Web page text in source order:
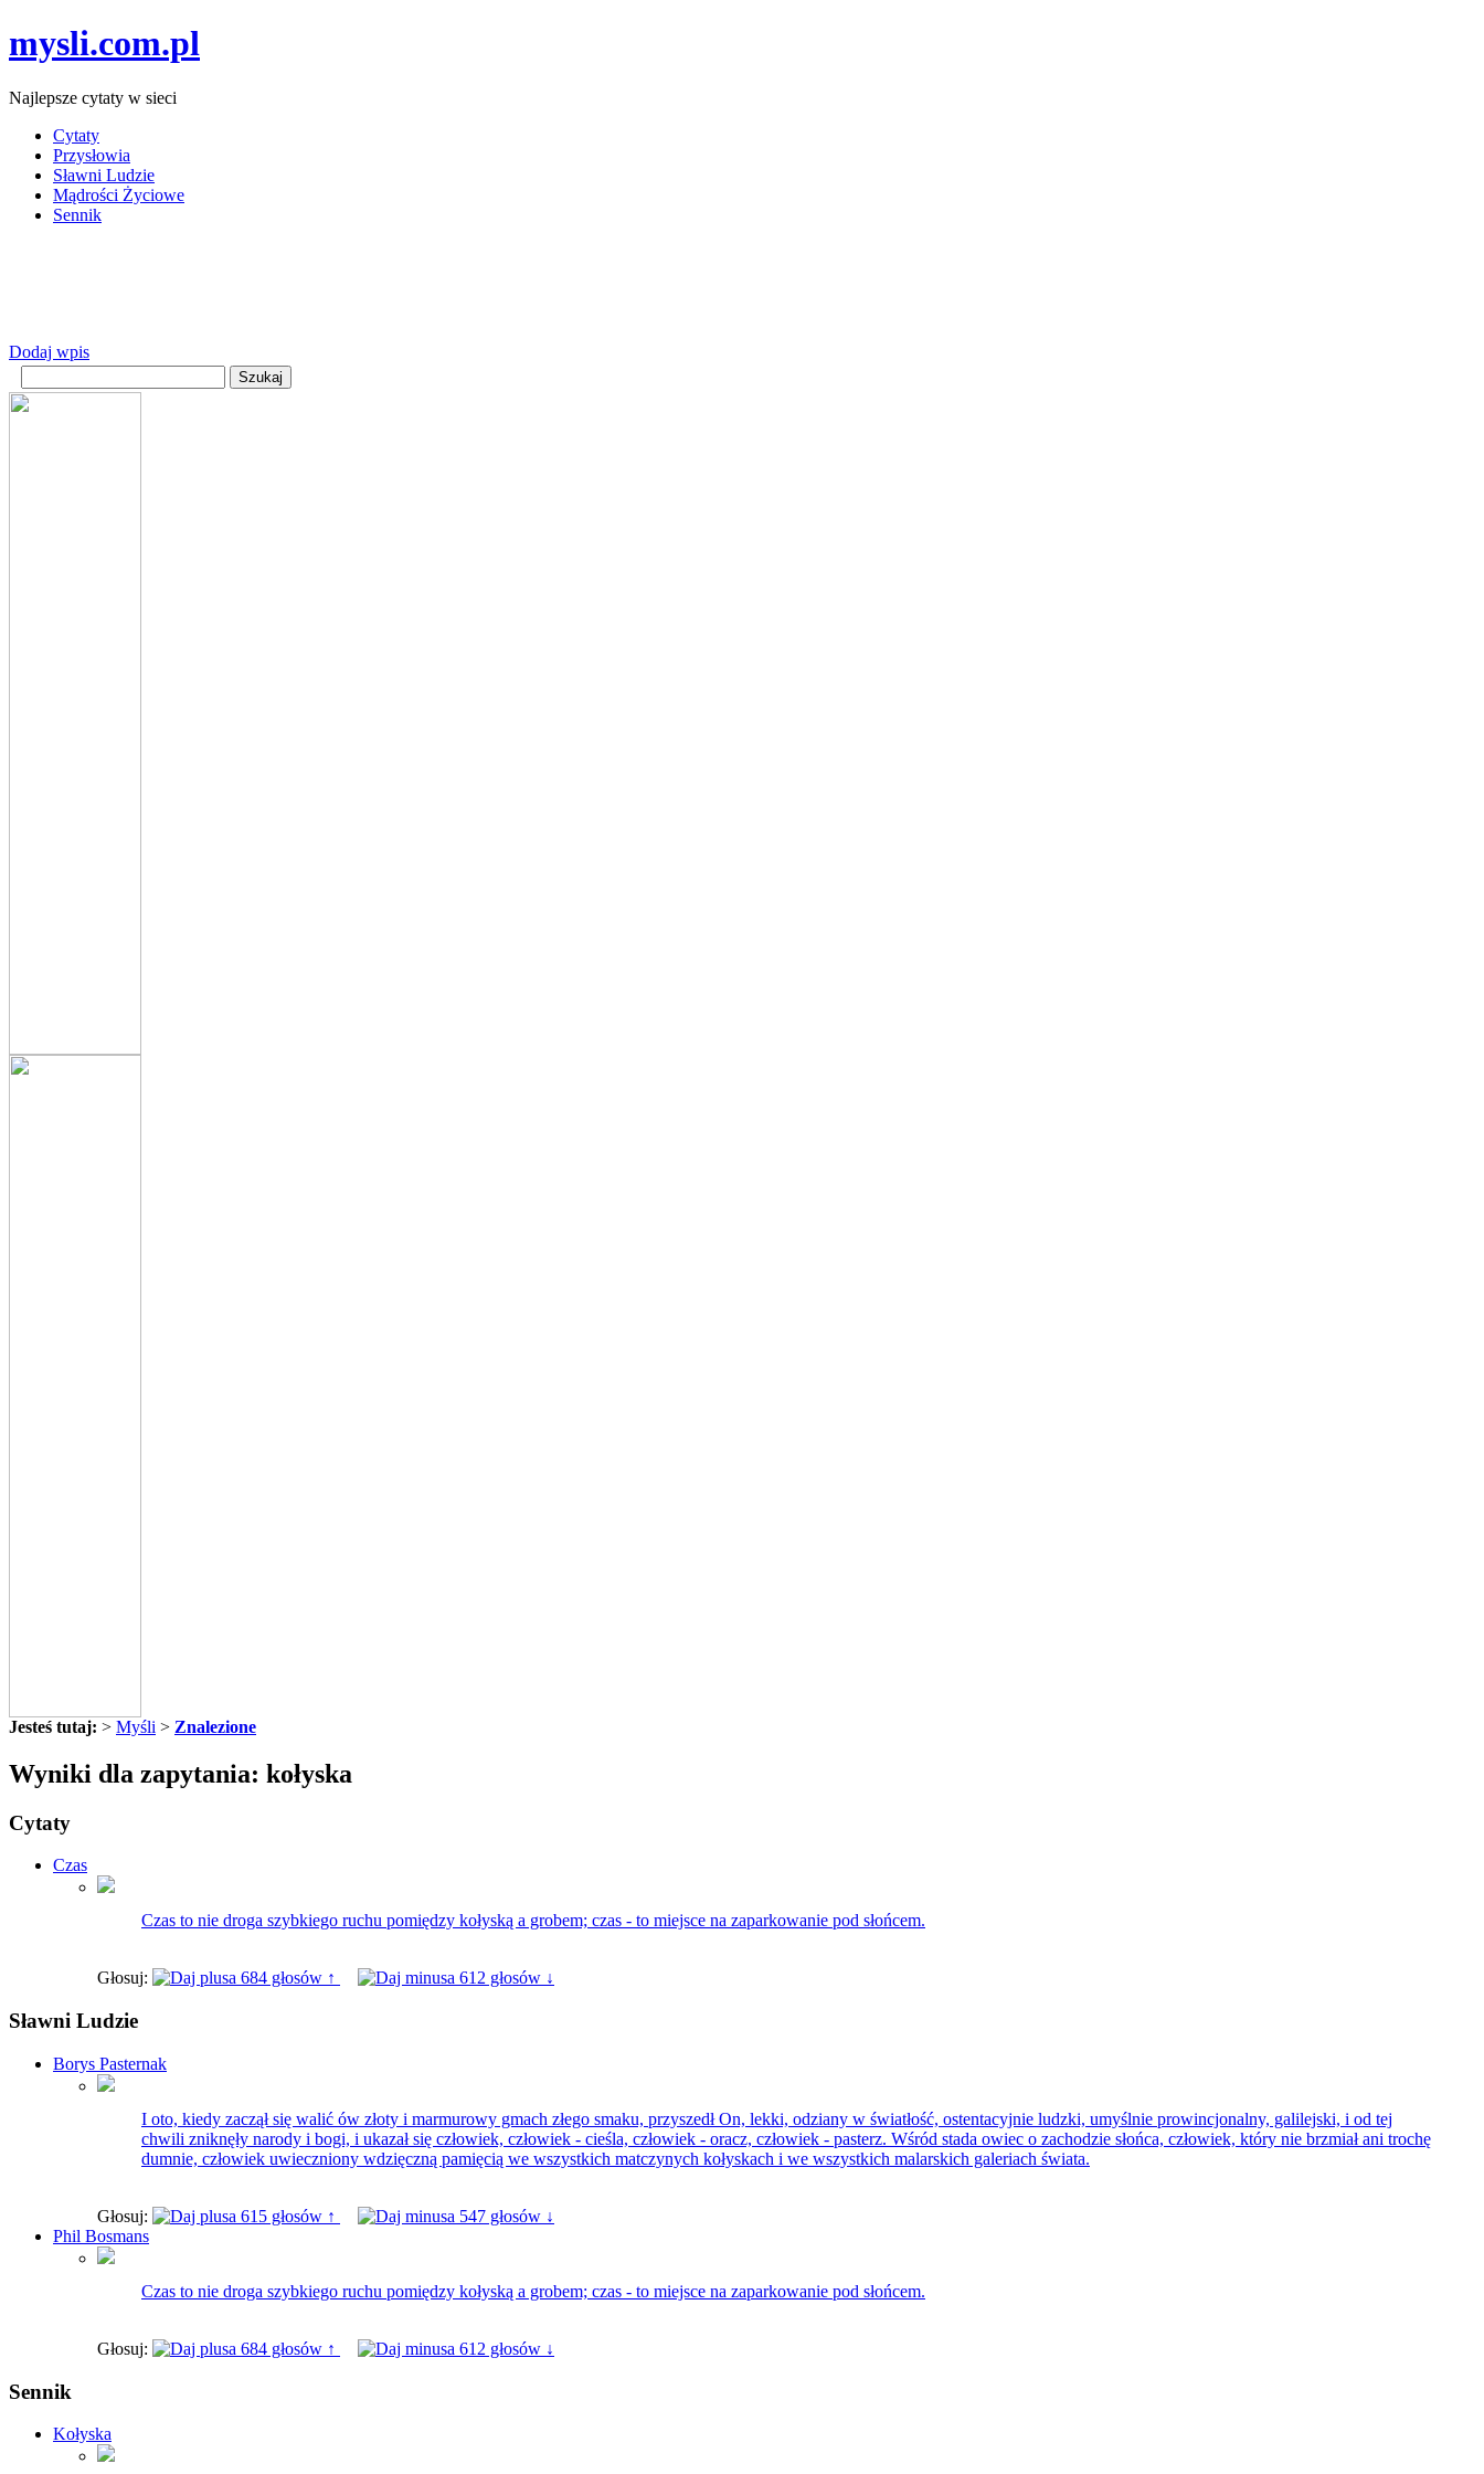
mysli.com.pl
Najlepsze cytaty w sieci
Cytaty
Przysłowia
Sławni Ludzie
Mądrości Życiowe
Sennik
Dodaj wpis
Jesteś tutaj: > Myśli > Znalezione
Wyniki dla zapytania: kołyska
Cytaty
Czas
Czas to nie droga szybkiego ruchu pomiędzy kołyską a grobem; czas - to miejsce na zaparkowanie pod słońcem.
Głosuj: 684 głosów ↑ 612 głosów ↓
Sławni Ludzie
Borys Pasternak
I oto, kiedy zaczął się walić ów złoty i marmurowy gmach złego smaku, przyszedł On, lekki, odziany w światłość, ostentacyjnie ludzki, umyślnie prowincjonalny, galilejski, i od tej
chwili zniknęły narody i bogi, i ukazał się człowiek, człowiek - cieśla, człowiek - oracz, człowiek - pasterz. Wśród stada owiec o zachodzie słońca, człowiek, który nie brzmiał ani trochę
dumnie, człowiek uwieczniony wdzięczną pamięcią we wszystkich matczynych kołyskach i we wszystkich malarskich galeriach świata.
Głosuj: 615 głosów ↑
547 głosów ↓
Phil Bosmans
Czas to nie droga szybkiego ruchu pomiędzy kołyską a grobem; czas - to miejsce na zaparkowanie pod słońcem.
Głosuj: 684 głosów ↑ 612 głosów ↓
Sennik
Kołyska